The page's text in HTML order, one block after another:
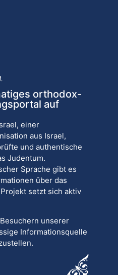
orthodox-
auf
einer
aus Israel,
und authentische
Judentum.
Sprache gibt es
über das
setzt sich aktiv
unserer
Informationsquelle